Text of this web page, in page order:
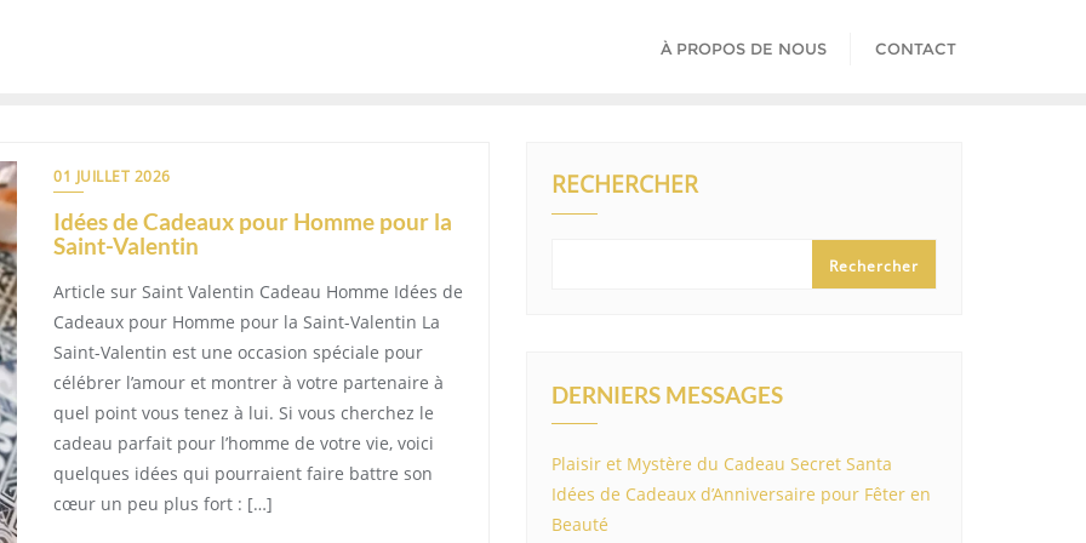
À PROPOS DE NOUS CONTACT
01 JUILLET 2026
Idées de Cadeaux pour Homme pour la
Saint-Valentin
Article sur Saint Valentin Cadeau Homme Idées de
Cadeaux pour Homme pour la Saint-Valentin La
Saint-Valentin est une occasion spéciale pour
célébrer l’amour et montrer à votre partenaire à
quel point vous tenez à lui. Si vous cherchez le
cadeau parfait pour l’homme de votre vie, voici
quelques idées qui pourraient faire battre son
cœur un peu plus fort : […]
RECHERCHER
Rechercher
DERNIERS MESSAGES
Plaisir et Mystère du Cadeau Secret Santa
Idées de Cadeaux d’Anniversaire pour Fêter en
Beauté